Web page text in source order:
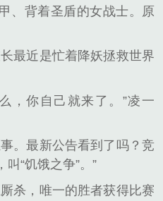
、背着圣盾的女战士。原
最近是忙着降妖拯救世界
，你自己就来了。”凌一
。最新公告看到了吗？竞
“饥饿之争”。”
杀，唯一的胜者获得比赛